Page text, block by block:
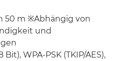
50 m ※Abhängig von
und
WPA-PSK (TKIP/AES),